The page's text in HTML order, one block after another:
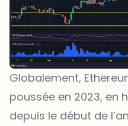
Globalement,
poussée en 2023, en
depuis le début de